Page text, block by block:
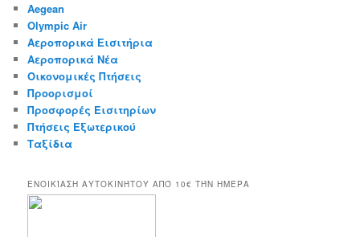
h
Aegean
Olympic Air
Αεροπορικά Εισιτήρια
Αεροπορικά Νέα
Οικονομικές Πτήσεις
Προορισμοί
Προσφορές Εισιτηρίων
Πτήσεις Εξωτερικού
Ταξίδια
ΕΝΟΙΚΊΑΣΗ ΑΥΤΟΚΙΝΉΤΟΥ ΑΠΌ 10€ ΤΉΝ ΗΜΈΡΑ